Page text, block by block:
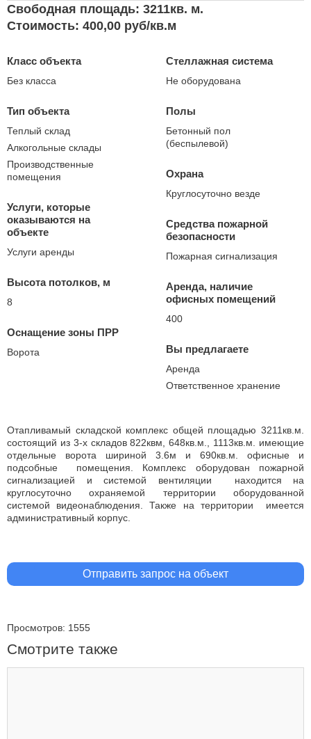
Свободная площадь: 3211кв. м.
Стоимость: 400,00 руб/кв.м
Класс объекта
Без класса
Тип объекта
Теплый склад
Алкогольные склады
Производственные
помещения
Услуги, которые
оказываются на
объекте
Услуги аренды
Высота потолков, м
8
Оснащение зоны ПРР
Ворота
Стеллажная система
Не оборудована
Полы
Бетонный пол
(беспылевой)
Охрана
Круглосуточно везде
Средства пожарной
безопасности
Пожарная сигнализация
Аренда, наличие
офисных помещений
400
Вы предлагаете
Аренда
Ответственное хранение
Отапливамый складской комплекс общей площадью 3211кв.м.
состоящий из 3-х складов 822квм, 648кв.м., 1113кв.м. имеющие
отдельные ворота шириной 3.6м и 690кв.м. офисные и
подсобные помещения. Комплекс оборудован пожарной
сигнализацией и системой вентиляции находится на
круглосуточно охраняемой территории оборудованной
системой видеонаблюдения. Также на территории имеется
административный корпус.
Отправить запрос на объект
Просмотров: 1555
Смотрите также